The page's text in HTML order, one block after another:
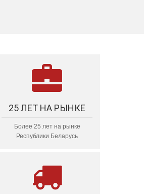
25 ЛЕТ НА РЫНКЕ
Более 25 лет на рынке
Республики Беларусь